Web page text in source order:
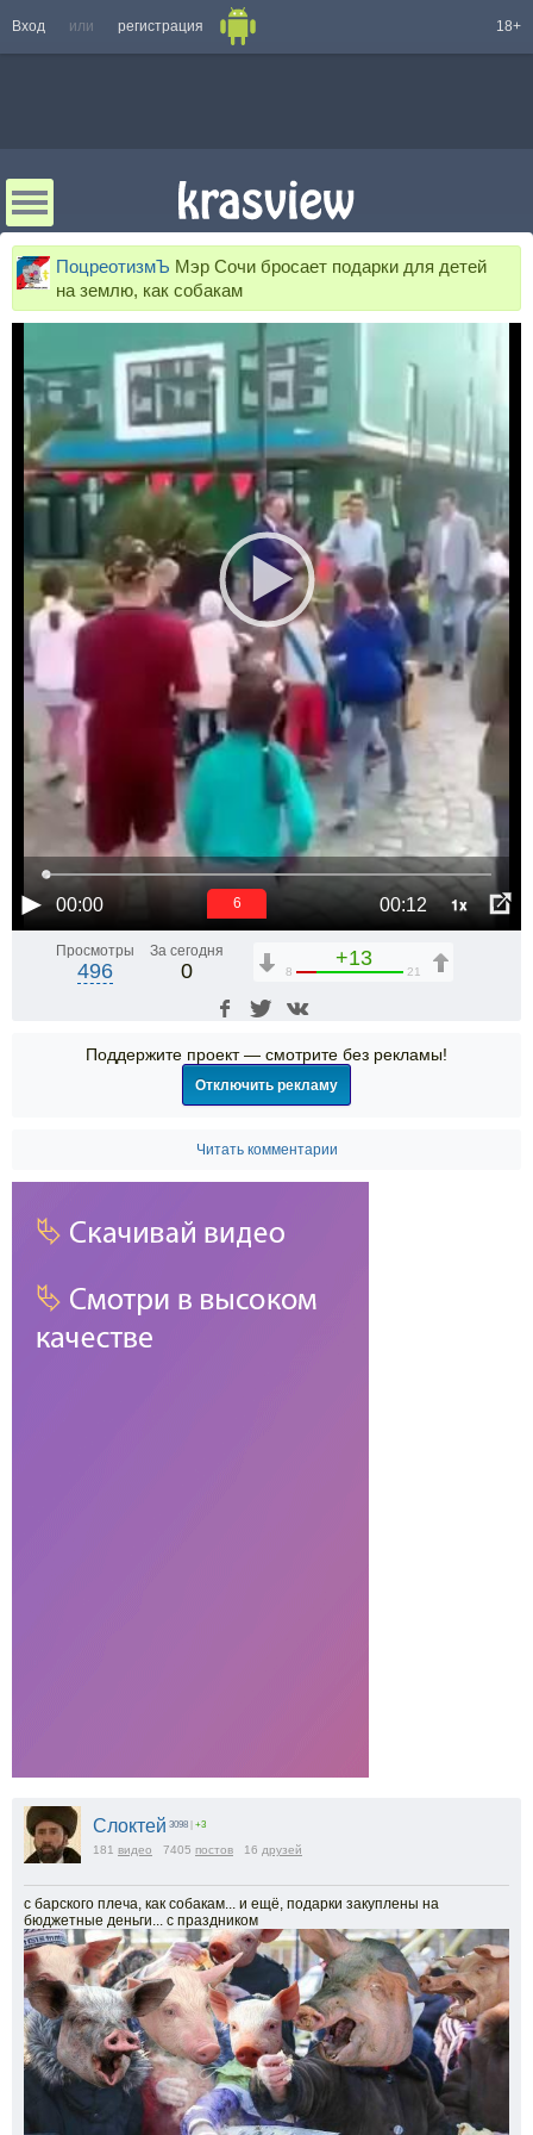
Вход или регистрация 18+
ПоцреотизмЪ Мэр Сочи бросает подарки для детей
на землю, как собакам
00:00 00:12 1x
6
Просмотры
496
За сегодня
0
+13
8 21
Поддержите проект — смотрите без рекламы!
Отключить рекламу
Читать комментарии
Слоктей 3098 | +3
181 видео 7405 постов 16 друзей
с барского плеча, как собакам... и ещё, подарки закуплены на
бюджетные деньги... с праздником